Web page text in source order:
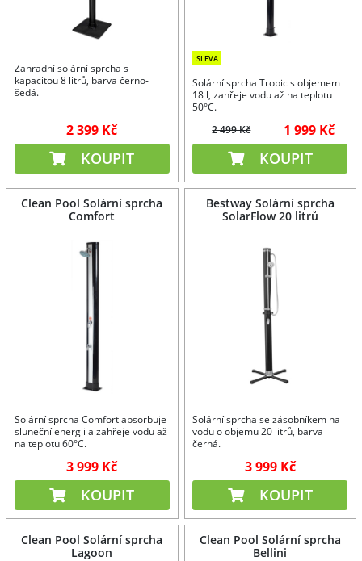
Zahradní solární sprcha s
kapacitou 8 litrů, barva černo-
šedá.
2 399 Kč
KOUPIT
SLEVA
Solární sprcha Tropic s objemem
18 l, zahřeje vodu až na teplotu
50°C.
2 499 Kč
1 999 Kč
KOUPIT
Clean Pool Solární sprcha
Comfort
Solární sprcha Comfort absorbuje
sluneční energii a zahřeje vodu až
na teplotu 60°C.
3 999 Kč
KOUPIT
Bestway Solární sprcha
SolarFlow 20 litrů
Solární sprcha se zásobníkem na
vodu o objemu 20 litrů, barva
černá.
3 999 Kč
KOUPIT
Clean Pool Solární sprcha
Lagoon
Clean Pool Solární sprcha
Bellini